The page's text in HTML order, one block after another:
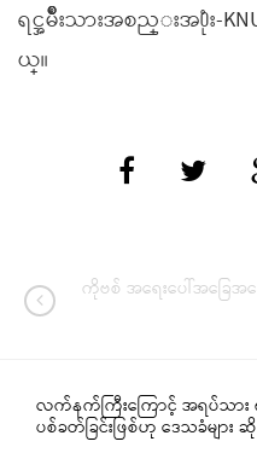
ရင္အမ်ဳိးသားအစည္းအ႐ုံး-
ယ္။
ကိုဗစ် အရေးပေါ်အခြေ
လက်နက်ကြီးကြောင့် အရပ်သား
ပစ်ခတ်ခြင်းဖြစ်ဟု ဒေသခံများ ဆို